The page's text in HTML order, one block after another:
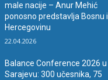
male nacije – Anur Mehić
ponosno predstavlja Bosnu i
Hercegovinu
22.04.2026
Balance Conference 2026 u
Sarajevu: 300 učesnika, 75